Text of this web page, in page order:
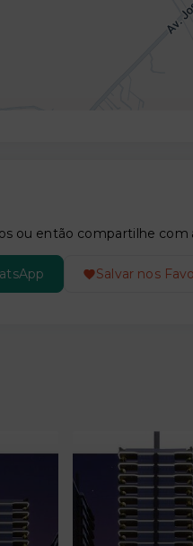
ou então compartilhe
Salvar nos